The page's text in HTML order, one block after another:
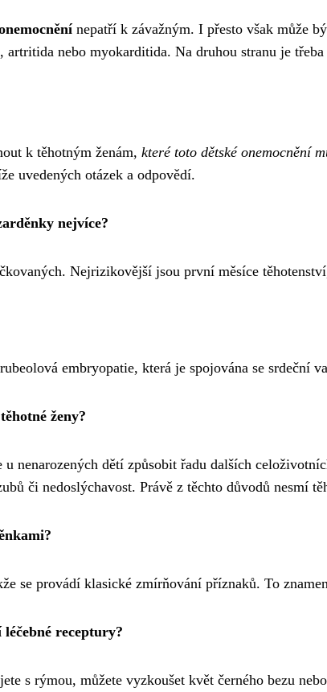
nepatří k závažným. I přesto však může
artritida nebo myokarditida. Na druhou stranu je
k těhotným ženám, které toto dětské onemocnění
uvedených otázek a odpovědí.
nejvíce?
Nejrizikovější jsou první měsíce
embryopatie, která je spojována se srdeční
ženy?
nenarozených dětí způsobit řadu dalších
či nedoslýchavost. Právě z těchto důvodů nesmí
se provádí klasické zmírňování příznaků. To
receptury?
s rýmou, můžete vyzkoušet květ černého bezu